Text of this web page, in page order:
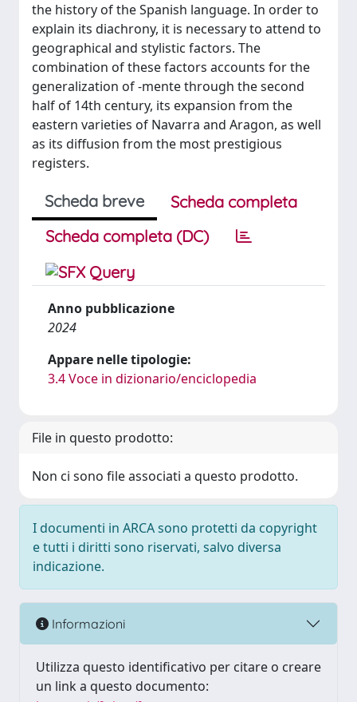
the history of the Spanish language. In order to
explain its diachrony, it is necessary to attend to
geographical and stylistic factors. The
combination of these factors accounts for the
generalization of -mente through the second
half of 14th century, its expansion from the
eastern varieties of Navarra and Aragon, as well
as its diffusion from the most prestigious
registers.
Scheda breve
Scheda completa
Scheda completa (DC)
Anno pubblicazione
2024
Appare nelle tipologie:
3.4 Voce in dizionario/enciclopedia
File in questo prodotto:
Non ci sono file associati a questo prodotto.
I documenti in ARCA sono protetti da copyright
e tutti i diritti sono riservati, salvo diversa
indicazione.
Informazioni
Utilizza questo identificativo per citare o creare
un link a questo documento: